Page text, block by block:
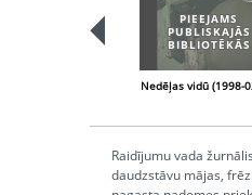
PIEEJAMS
PUBLISKAJĀS
BIBLIOTĒKĀS
Nedēļas vidū (1998-
Raidījumu vada
daudzstāvu mājas,